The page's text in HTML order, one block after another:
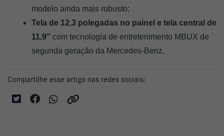
modelo ainda mais robusto;
Tela de 12,3 polegadas no painel e tela central de
11,9" com tecnologia de entretenimento MBUX de
segunda geração da Mercedes-Benz.
Compartilhe esse artigo nas redes sociais: